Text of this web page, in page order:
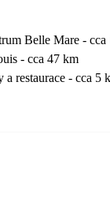
Belle Mare - cca
- cca 47 km
a restaurace - cca 5